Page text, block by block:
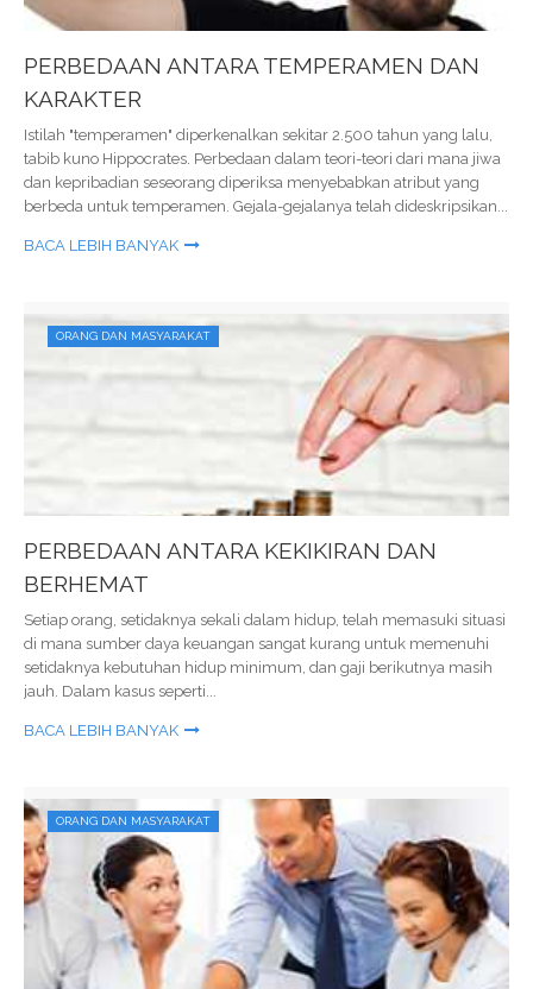
PERBEDAAN ANTARA TEMPERAMEN DAN
KARAKTER
Istilah "temperamen" diperkenalkan sekitar 2.500 tahun yang lalu,
tabib kuno Hippocrates. Perbedaan dalam teori-teori dari mana jiwa
dan kepribadian seseorang diperiksa menyebabkan atribut yang
berbeda untuk temperamen. Gejala-gejalanya telah dideskripsikan...
BACA LEBIH BANYAK
ORANG DAN MASYARAKAT
PERBEDAAN ANTARA KEKIKIRAN DAN
BERHEMAT
Setiap orang, setidaknya sekali dalam hidup, telah memasuki situasi
di mana sumber daya keuangan sangat kurang untuk memenuhi
setidaknya kebutuhan hidup minimum, dan gaji berikutnya masih
jauh. Dalam kasus seperti...
BACA LEBIH BANYAK
ORANG DAN MASYARAKAT